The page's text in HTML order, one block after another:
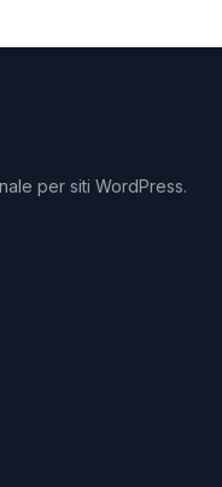
per siti WordPress.